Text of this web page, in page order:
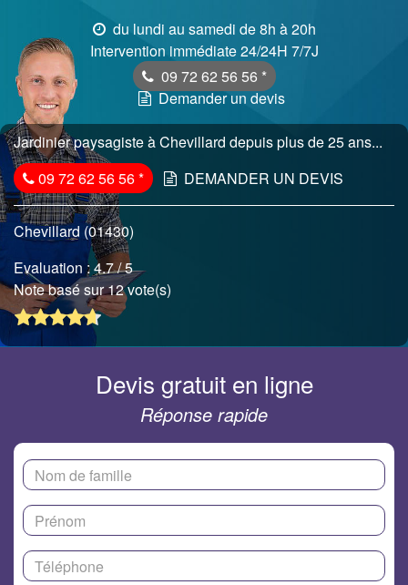
du lundi au samedi de 8h à 20h
Intervention immédiate 24/24H 7/7J
09 72 62 56 56 *
Demander un devis
Jardinier paysagiste à Chevillard depuis plus de 25 ans...
09 72 62 56 56* DEMANDER UN DEVIS
Chevillard (01430)
Evaluation :4.7/ 5
Note basé sur 12 vote(s)
Devis gratuit en ligne
Réponse rapide